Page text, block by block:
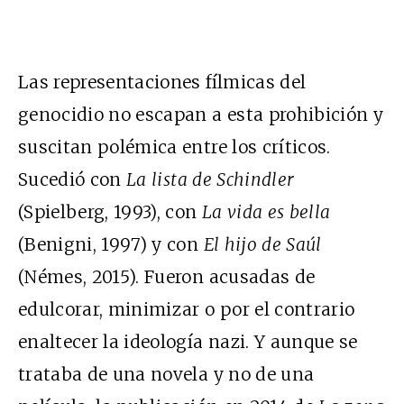
Las representaciones fílmicas del
genocidio no escapan a esta prohibición y
suscitan polémica entre los críticos.
Sucedió conLa lista de Schindler
(Spielberg, 1993), con La vida es bella
(Benigni, 1997) y con El hijo de Saúl
(Némes, 2015). Fueron acusadas de
edulcorar, minimizar o por el contrario
enaltecer la ideología nazi. Y aunque se
trataba de una novela y no de una